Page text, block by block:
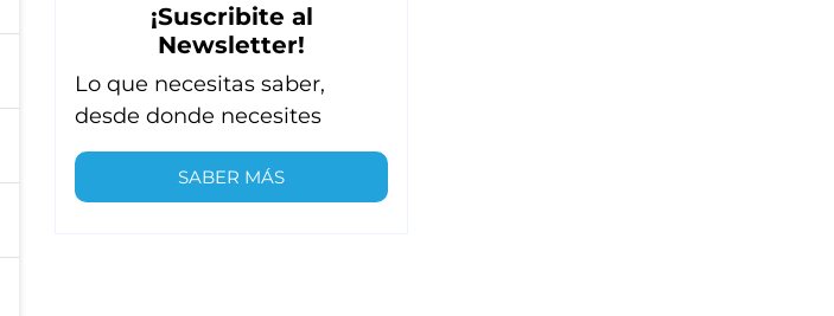
¡Suscribite al
Newsletter!
Lo que necesitas saber,
desde donde necesites
SABER MÁS